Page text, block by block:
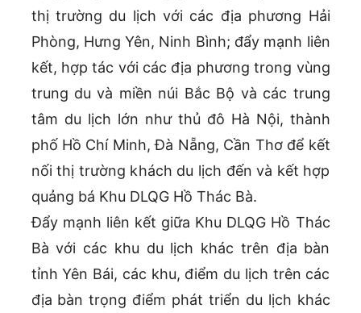
thị trường du lịch với các địa phương Hải
Phòng, Hưng Yên, Ninh Bình; đẩy mạnh liên
kết, hợp tác với các địa phương trong vùng
trung du và miền núi Bắc Bộ và các trung
tâm du lịch lớn như thủ đô Hà Nội, thành
phố Hồ Chí Minh, Đà Nẵng, Cần Thơ để kết
nối thị trường khách du lịch đến và kết hợp
quảng bá Khu DLQG Hồ Thác Bà.
Đẩy mạnh liên kết giữa Khu DLQG Hồ Thác
Bà với các khu du lịch khác trên địa bàn
tỉnh Yên Bái, các khu, điểm du lịch trên các
địa bàn trọng điểm phát triển du lịch khác